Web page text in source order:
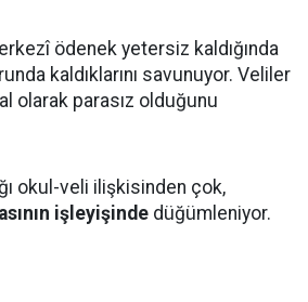
ödenek yetersiz kaldığında
kaldıklarını savunuyor. Veliler
olarak parasız olduğunu
okul-veli ilişkisinden çok,
işleyişinde düğümleniyor.